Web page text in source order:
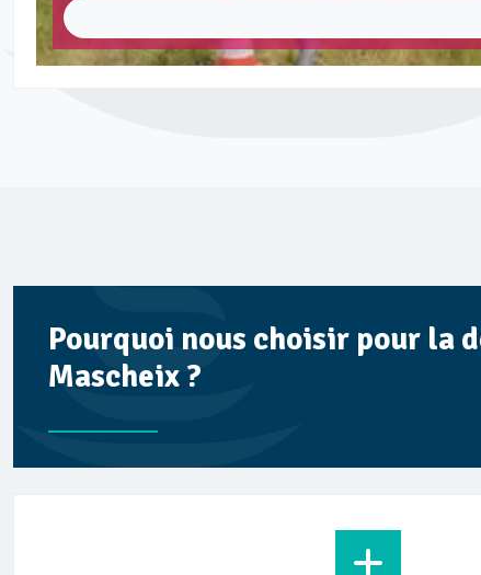
Pourquoi nous choisir pour la
Mascheix ?